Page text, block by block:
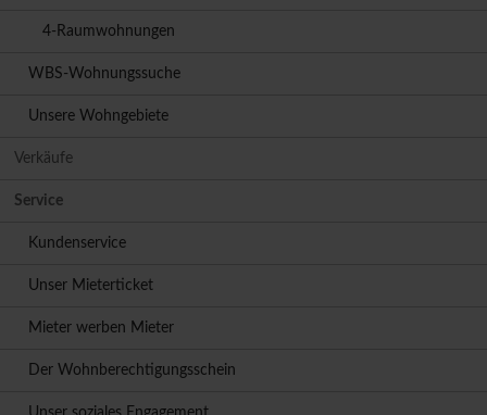
4-Raumwohnungen
WBS-Wohnungssuche
Unsere Wohngebiete
Verkäufe
Service
Kundenservice
Unser Mieterticket
Mieter werben Mieter
Der Wohnberechtigungsschein